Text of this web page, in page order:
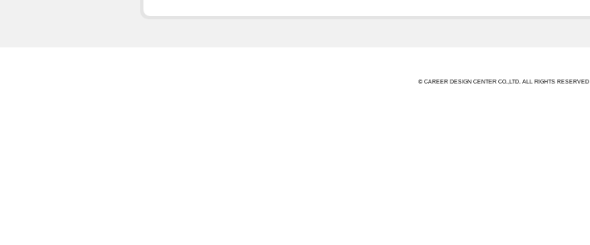
© CAREER DESIGN CENTER CO.,LTD. ALL RIGHTS RESERVED